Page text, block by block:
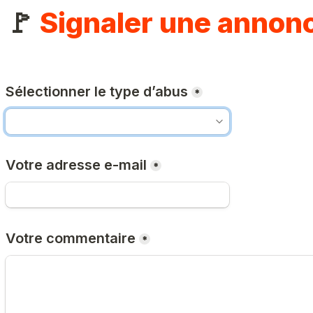
🚩 Signaler une
Sélectionner le type d’abus *
Votre adresse e-mail *
Votre commentaire *